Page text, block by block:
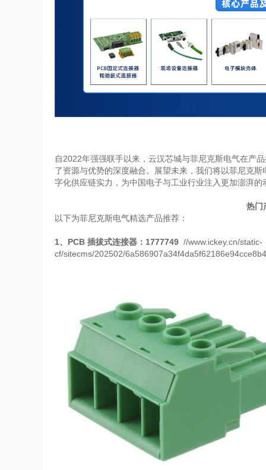
自2022年强强联手以来，云汉芯城与菲尼克斯电气在产
了资源与优势的深度融合。展望未来，我们将以菲尼克
字化供应链实力，为中国电子与工业行业注入更加澎湃的
热门
以下为菲尼克斯电气精选产品推荐：
1、 PCB 插拔式连接器： 1777749 //www.ickey.cn/static-
cf/sitecms/202502/